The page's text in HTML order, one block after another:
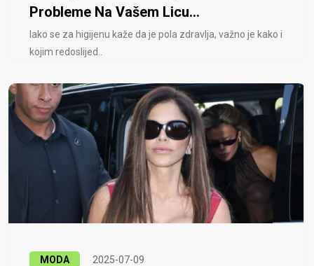
Probleme Na Vašem Licu...
Iako se za higijenu kaže da je pola zdravlja, važno je kako i
kojim redoslijed..
MODA 2025-07-09